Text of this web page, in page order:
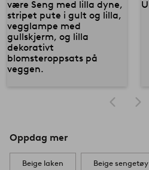
Oppdag mer
Beige laken Beige sengetøy